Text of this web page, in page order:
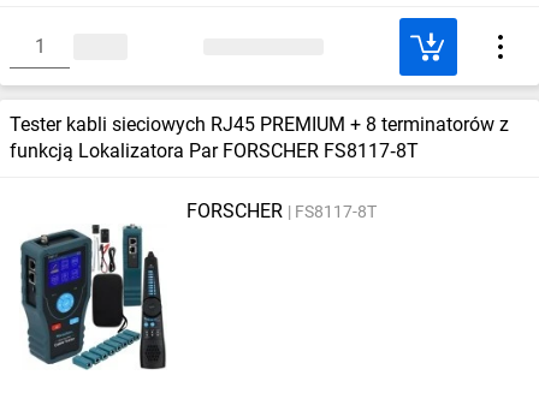
Tester kabli sieciowych RJ45 PREMIUM + 8 terminatorów z
funkcją Lokalizatora Par FORSCHER FS8117‑8T
FORSCHER FS8117-8T